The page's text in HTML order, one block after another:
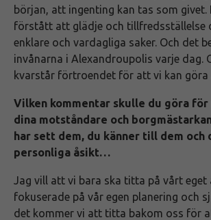
början, att ingenting kan tas som givet.
förstått att glädje och tillfredsställelse
enklare och vardagliga saker. Och det
invånarna i Alexandroupolis varje dag.
kvarstår förtroendet för att vi kan göra
Vilken kommentar skulle du göra för
dina motståndare och
har sett dem, du känner till dem och
personliga åsikt…
Jag vill att vi bara ska titta på vårt eget
fokuserade på vår egen planering och
det kommer vi att titta bakom oss för